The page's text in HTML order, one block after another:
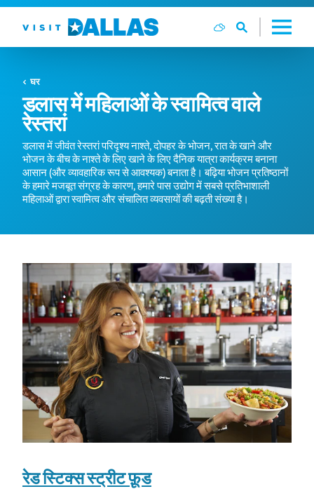
सामग्री पर जाएं
घर
डलास में महिलाओं के स्वामित्व वाले
रेस्तरां
डलास में जीवंत रेस्तरां परिदृश्य नाश्ते, दोपहर के भोजन, रात के खाने और
भोजन के बीच के नाश्ते के लिए खाने के लिए दैनिक यात्रा कार्यक्रम बनाना
आसान (और व्यावहारिक रूप से आवश्यक) बनाता है। बढ़िया भोजन प्रतिष्ठानों
के हमारे मजबूत संग्रह के कारण, हमारे पास उद्योग में सबसे प्रतिभाशाली
महिलाओं द्वारा स्वामित्व और संचालित व्यवसायों की बढ़ती संख्या है।
रेड स्टिक्स स्ट्रीट फ़ूड